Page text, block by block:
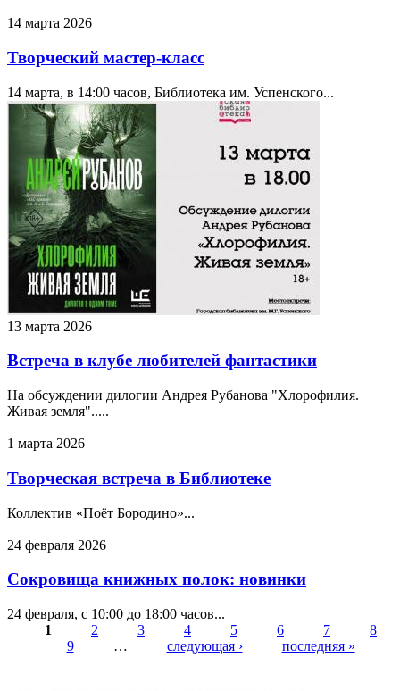
14 марта 2026
Творческий мастер-класс
14 марта, в 14:00 часов, Библиотека им. Успенского...
13 марта 2026
Встреча в клубе любителей фантастики
На обсуждении дилогии Андрея Рубанова "Хлорофилия.
Живая земля".....
1 марта 2026
Творческая встреча в Библиотеке
Коллектив «Поёт Бородино»...
24 февраля 2026
Сокровища книжных полок: новинки
24 февраля, с 10:00 до 18:00 часов...
Страницы
1 2 3 4 5 6 7
8
9
… следующая › последняя »